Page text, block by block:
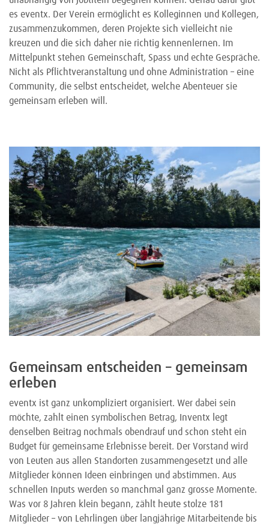
es eventx. Der Verein ermöglicht es Kolleginnen und Kollegen,
zusammenzukommen, deren Projekte sich vielleicht nie
kreuzen und die sich daher nie richtig kennenlernen. Im
Mittelpunkt stehen Gemeinschaft, Spass und echte Gespräche.
Nicht als Pflichtveranstaltung und ohne Administration – eine
Community, die selbst entscheidet, welche Abenteuer sie
gemeinsam erleben will.
Gemeinsam entscheiden – gemeinsam
erleben
eventx ist ganz unkompliziert organisiert. Wer dabei sein
möchte, zahlt einen symbolischen Betrag, Inventx legt
denselben Beitrag nochmals obendrauf und schon steht ein
Budget für gemeinsame Erlebnisse bereit. Der Vorstand wird
von Leuten aus allen Standorten zusammengesetzt und alle
Mitglieder können Ideen einbringen und abstimmen. Aus
schnellen Inputs werden so manchmal ganz grosse Momente.
Was vor 8 Jahren klein begann, zählt heute stolze 181
Mitglieder – von Lehrlingen über langjährige Mitarbeitende bis